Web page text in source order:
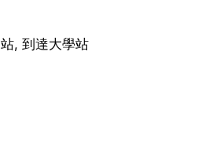
, 到達大學站